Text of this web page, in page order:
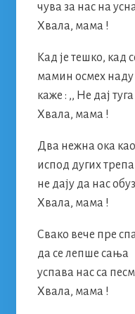
чува за нас на
Хвала, мама !
Кад је тешко, кад
мамин осмех наду
каже : ,, Не дај
Хвала, мама !
Два нежна ока
испод дугих
не дају да нас
Хвала, мама !
Свако вече пре
да се лепше сања
успава нас са
Хвала, мама !